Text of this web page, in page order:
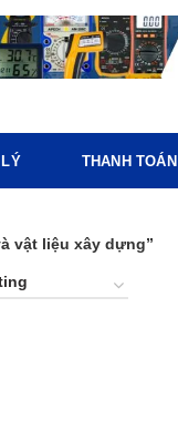
THANH TOÁN
vật liệu xây dựng”